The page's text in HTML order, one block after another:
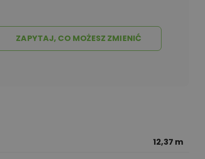
ZAPYTAJ, CO MOŻESZ ZMIENIĆ
12,37 m